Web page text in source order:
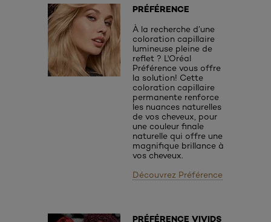
PRÉFÉRENCE
À la recherche d’une
coloration capillaire
lumineuse pleine de
reflet ? L'Oréal
Préférence vous offre
la solution! Cette
coloration capillaire
permanente renforce
les nuances naturelles
de vos cheveux, pour
une couleur finale
naturelle qui offre une
magnifique brillance à
vos cheveux.
Découvrez Préférence
PRÉFÉRENCE VIVIDS